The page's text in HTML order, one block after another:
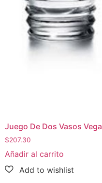
Juego De Dos Vasos Vega
$207.30
Añadir al carrito